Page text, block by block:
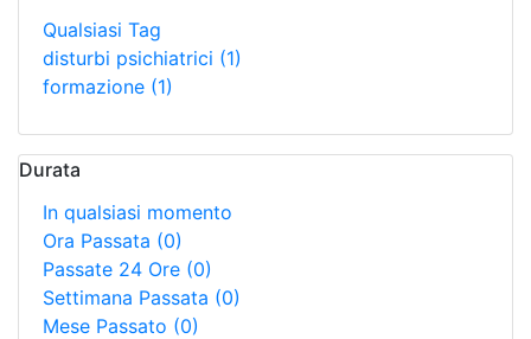
Qualsiasi Tag
disturbi psichiatrici (1)
formazione (1)
Durata
In qualsiasi momento
Ora Passata (0)
Passate 24 Ore (0)
Settimana Passata (0)
Mese Passato (0)